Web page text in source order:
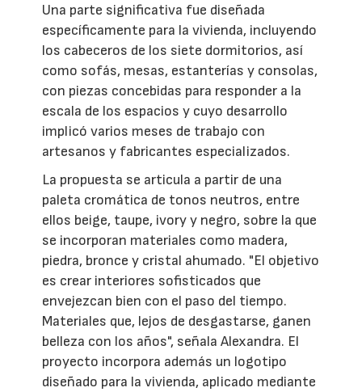
Una parte significativa fue diseñada
específicamente para la vivienda, incluyendo
los cabeceros de los siete dormitorios, así
como sofás, mesas, estanterías y consolas,
con piezas concebidas para responder a la
escala de los espacios y cuyo desarrollo
implicó varios meses de trabajo con
artesanos y fabricantes especializados.
La propuesta se articula a partir de una
paleta cromática de tonos neutros, entre
ellos beige, taupe, ivory y negro, sobre la que
se incorporan materiales como madera,
piedra, bronce y cristal ahumado. "El objetivo
es crear interiores sofisticados que
envejezcan bien con el paso del tiempo.
Materiales que, lejos de desgastarse, ganen
belleza con los años", señala Alexandra. El
proyecto incorpora además un logotipo
diseñado para la vivienda, aplicado mediante